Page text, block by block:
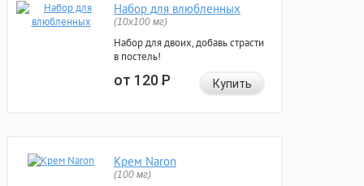
Набор для влюбленных
(10х100 мг)
Набор для двоих, добавь страсти
в постель!
от 120Р Купить
Крем Naron
(100 мг)